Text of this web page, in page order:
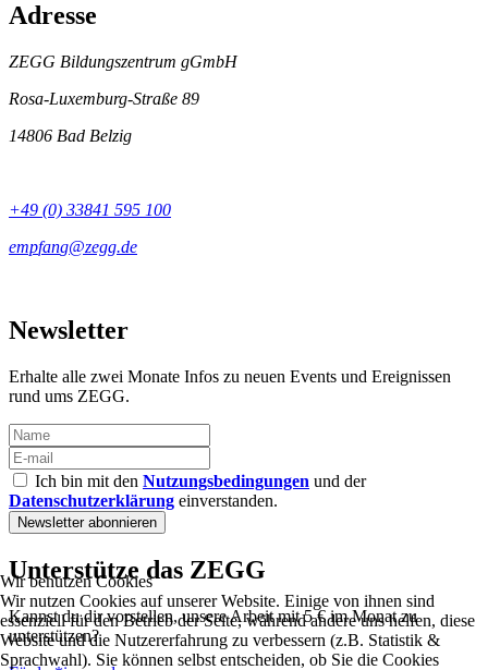
Adresse
ZEGG Bildungszentrum gGmbH
Rosa-Luxemburg-Straße 89
14806 Bad Belzig
+49 (0) 33841 595 100
Newsletter
Erhalte alle zwei Monate Infos zu neuen Events und Ereignissen
rund ums ZEGG.
Ich bin mit den Nutzungsbedingungen und der
Datenschutzerklärung einverstanden.
Unterstütze das ZEGG
Kannst du dir vorstellen, unsere Arbeit mit 5 € im Monat zu
unterstützen?
Wir benutzen Cookies
Wir nutzen Cookies auf unserer Website. Einige von ihnen sind
essenziell für den Betrieb der Seite, während andere uns helfen, diese
Website und die Nutzererfahrung zu verbessern (z.B. Statistik &
Sprachwahl). Sie können selbst entscheiden, ob Sie die Cookies